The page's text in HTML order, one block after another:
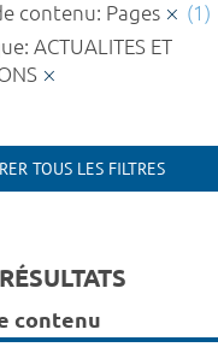
contenu: Pages
(1)
ACTUALITES ET
TOUS LES FILTRES
contenu